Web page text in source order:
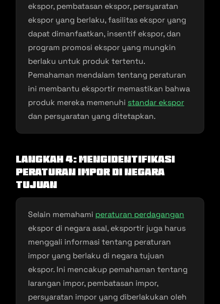
ekspor, pembatasan ekspor, persyaratan
ekspor yang berlaku, fasilitas ekspor yang
dapat dimanfaatkan, insentif ekspor, dan
program promosi ekspor yang mungkin
berlaku untuk produk tertentu.
Pemahaman mendalam tentang peraturan
ini membantu eksportir memastikan bahwa
produk mereka memenuhi standar ekspor
dan persyaratan yang ditetapkan.
Langkah 4: Mengidentifikasi
Peraturan Impor di Negara
Tujuan
Selain memahami peraturan perdagangan
ekspor di negara asal, eksportir juga harus
menggali informasi tentang peraturan
impor yang berlaku di negara tujuan
ekspor. Ini mencakup pemahaman tentang
larangan impor, pembatasan impor,
persyaratan impor yang diberlakukan oleh